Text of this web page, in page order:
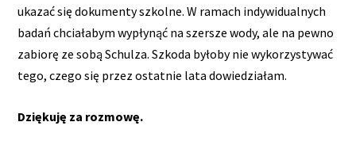
ukazać się dokumenty szkolne. W ramach indywidualnych
badań chciałabym wypłynąć na szersze wody, ale na pewno
zabiorę ze sobą Schulza. Szkoda byłoby nie wykorzystywać
tego, czego się przez ostatnie lata dowiedziałam.
Dziękuję za rozmowę.